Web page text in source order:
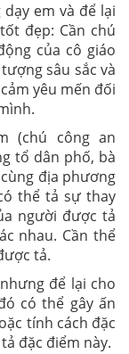
em và để lại
đẹp: Cần chú
của cô giáo
sâu sắc và
yêu mến đối
(chú công an
tổ dân phố, bà
địa phương
thể tả sự thay
người được tả
nhau. Cần thể
tả.
để lại cho
có thể gây ấn
tính cách đặc
đặc điểm này.